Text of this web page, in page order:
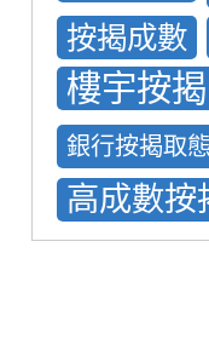
按揭成數
樓宇按揭
銀行按揭取態
高成數按